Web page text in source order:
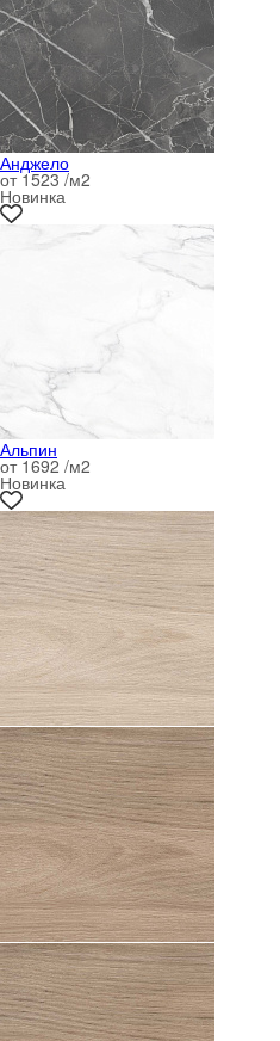
Анджело
от 1523 /м2
Новинка
Альпин
от 1692 /м2
Новинка